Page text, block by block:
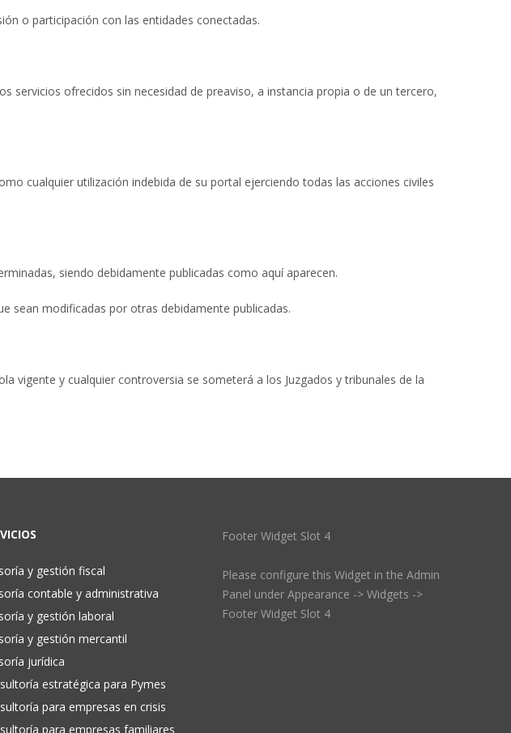
o participación con las entidades conectadas.
servicios ofrecidos sin necesidad de preaviso, a instancia propia o de un tercero,
cualquier utilización indebida de su portal ejerciendo todas las acciones civiles
siendo debidamente publicadas como aquí aparecen.
sean modificadas por otras debidamente publicadas.
vigente y cualquier controversia se someterá a los Juzgados y tribunales de la
y gestión fiscal
contable y administrativa
y gestión laboral
y gestión mercantil
jurídica
estratégica para Pymes
para empresas en crisis
para empresas familiares
Footer Widget Slot 4
Please configure this Widget in the Admin
Panel under Appearance -> Widgets ->
Footer Widget Slot 4